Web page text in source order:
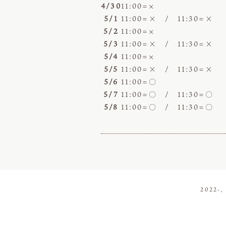
4/3011:00=×
5/1 11:00=× / 11:30=×
5/2 11:00=×
5/3 11:00=× / 11:30=×
5/4 11:00=×
5/5 11:00=× / 11:30=×
5/6 11:00=〇
5/7 11:00=〇 / 11:30=〇
5/8 11:00=〇 / 11:30=〇
2022-,